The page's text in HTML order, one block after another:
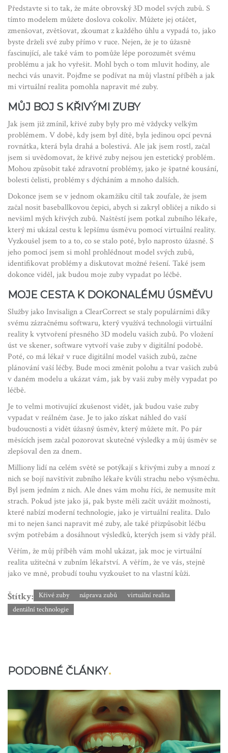
Představte si to tak, že máte obrovský 3D model svých zubů. S
tímto modelem můžete doslova cokoliv. Můžete jej otáčet,
zmenšovat, zvětšovat, zkoumat z každého úhlu a vypadá to, jako
byste drželi své zuby přímo v ruce. Nejen, že je to úžasně
fascinující, ale také vám to pomůže lépe porozumět svému
problému a jak ho vyřešit. Mohl bych o tom mluvit hodiny, ale
nechci vás unavit. Pojďme se podívat na můj vlastní příběh a jak
mi virtuální realita pomohla napravit mé zuby.
MŮJ BOJ S KŘIVÝMI ZUBY
Jak jsem již zmínil, křivé zuby byly pro mě vždycky velkým
problémem. V době, kdy jsem byl dítě, byla jedinou opcí pevná
rovnátka, která byla drahá a bolestivá. Ale jak jsem rostl, začal
jsem si uvědomovat, že křivé zuby nejsou jen estetický problém.
Mohou způsobit také zdravotní problémy, jako je špatné kousání,
bolesti čelisti, problémy s dýcháním a mnoho dalších.
Dokonce jsem se v jednom okamžiku cítil tak zoufale, že jsem
začal nosit baseballkovou čepici, abych si zakryl obličej a nikdo si
nevšiml mých křivých zubů. Naštěstí jsem potkal zubního lékaře,
který mi ukázal cestu k lepšímu úsměvu pomocí virtuální reality.
Vyzkoušel jsem to a to, co se stalo poté, bylo naprosto úžasné. S
jeho pomocí jsem si mohl prohlédnout model svých zubů,
identifikovat problémy a diskutovat možné řešení. Také jsem
dokonce viděl, jak budou moje zuby vypadat po léčbě.
MOJE CESTA K DOKONALÉMU ÚSMĚVU
Služby jako Invisalign a ClearCorrect se staly populárními díky
svému zázračnému softwaru, který využívá technologii virtuální
reality k vytvoření přesného 3D modelu vašich zubů. Po vložení
úst ve skener, software vytvoří vaše zuby v digitální podobě.
Poté, co má lékař v ruce digitální model vašich zubů, začne
plánování vaší léčby. Bude moci změnit polohu a tvar vašich zubů
v daném modelu a ukázat vám, jak by vaši zuby měly vypadat po
léčbě.
Je to velmi motivující zkušenost vidět, jak budou vaše zuby
vypadat v reálném čase. Je to jako získat náhled do vaší
budoucnosti a vidět úžasný úsměv, který můžete mít. Po pár
měsících jsem začal pozorovat skutečné výsledky a můj úsměv se
zlepšoval den za dnem.
Milliony lidí na celém světě se potýkají s křivými zuby a mnozí z
nich se bojí navštívit zubního lékaře kvůli strachu nebo výsměchu.
Byl jsem jedním z nich. Ale dnes vám mohu říci, že nemusíte mít
strach. Pokud jste jako já, pak byste měli začít uvážit možnosti,
které nabízí moderní technologie, jako je virtuální realita. Dalo
mi to nejen šanci napravit mé zuby, ale také přizpůsobit léčbu
svým potřebám a dosáhnout výsledků, kterých jsem si vždy přál.
Věřím, že můj příběh vám mohl ukázat, jak moc je virtuální
realita užitečná v zubním lékařství. A věřím, že ve vás, stejně
jako ve mně, probudí touhu vyzkoušet to na vlastní kůži.
Štítky: Křivé zuby náprava zubů
virtuální realita
dentální technologie
PODOBNÉ ČLÁNKY